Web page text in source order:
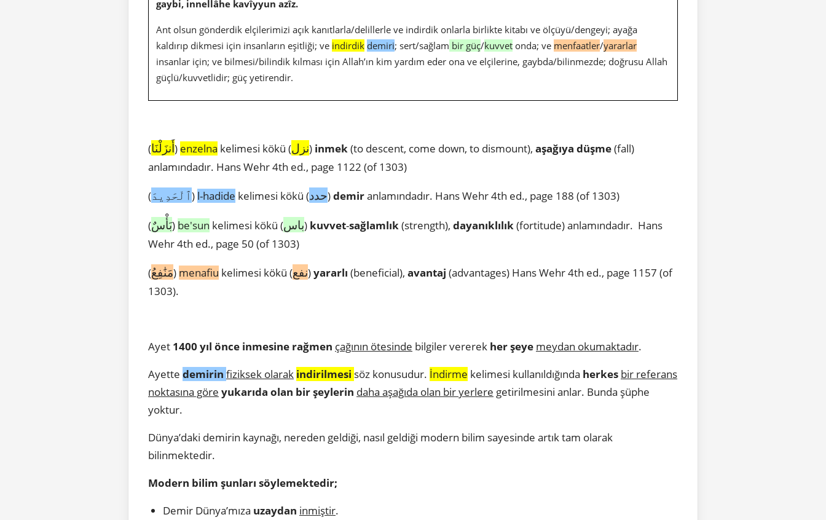
gaybi, innellâhe kavîyyun azîz.
Ant olsun gönderdik elçilerimizi açık kanıtlarla/delillerle ve indirdik onlarla birlikte kitabı ve ölçüyü/dengeyi; ayağa
kaldırıp dikmesi için insanların eşitliği; ve indirdik demiri; sert/sağlam bir güç/kuvvet onda; ve menfaatler/yararlar
insanlar için; ve bilmesi/bilindik kılması için Allah’ın kim yardım eder ona ve elçilerine, gaybda/bilinmezde; doğrusu Allah
güçlü/kuvvetlidir; güç yetirendir.
(أَنزَلْنَا) enzelna kelimesi kökü (نزل) inmek(to descent, come down, to dismount), aşağıya düşme(fall)
anlamındadır. Hans Wehr 4th ed., page 1122 (of 1303)
(ٱلْحَدِيدَ) l-hadide kelimesi kökü (حدد)demiranlamındadır. Hans Wehr 4th ed., page 188 (of 1303)
(بَأْسٌ) be'sun kelimesi kökü (باس) kuvvet-sağlamlık(strength), dayanıklılık(fortitude) anlamındadır. Hans
Wehr 4th ed., page 50 (of 1303)
(مَنَٰفِعُ) menafiu kelimesi kökü (نفع)yararlı (beneficial), avantaj (advantages) Hans Wehr 4th ed., page 1157 (of
1303).
Ayet 1400 yıl önce inmesine rağmen çağının ötesinde bilgiler vererek her şeye meydan okumaktadır.
Ayette demirin fiziksek olarak indirilmesi söz konusudur. İndirme kelimesi kullanıldığında herkes bir referans
noktasına göre yukarıda olan bir şeylerin daha aşağıda olan bir yerlere getirilmesini anlar. Bunda şüphe
yoktur.
Dünya’daki demirin kaynağı, nereden geldiği, nasıl geldiği modern bilim sayesinde artık tam olarak
bilinmektedir.
Modern bilim şunları söylemektedir;
Demir Dünya’mıza uzaydan inmiştir.